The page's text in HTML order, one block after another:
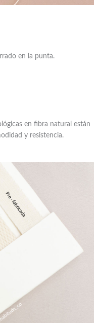
en la punta.
en fibra natural están
y resistencia.